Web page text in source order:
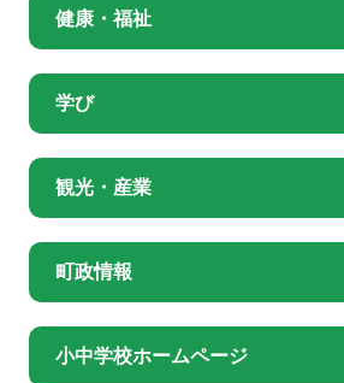
健康・福祉
学び
観光・産業
町政情報
小中学校ホームページ